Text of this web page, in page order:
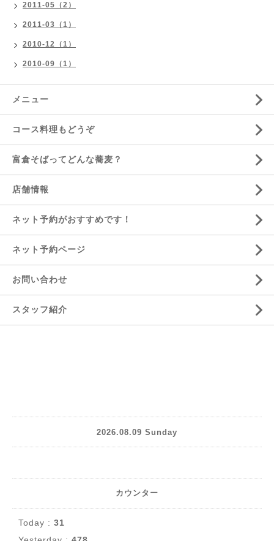
2011-05（2）
2011-03（1）
2010-12（1）
2010-09（1）
メニュー
コース料理もどうぞ
富倉そばってどんな蕎麦？
店舗情報
ネット予約がおすすめです！
ネット予約ページ
お問い合わせ
スタッフ紹介
2026.08.09 Sunday
カウンター
Today : 31